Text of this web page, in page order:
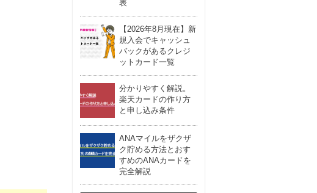
表
【2026年8月現在】新
規入会でキャッシュ
バックがあるクレジ
ットカード一覧
分かりやすく解説。
楽天カードの作り方
と申し込み条件
ANAマイルをザクザ
ク貯める方法とおす
すめのANAカードを
完全解説